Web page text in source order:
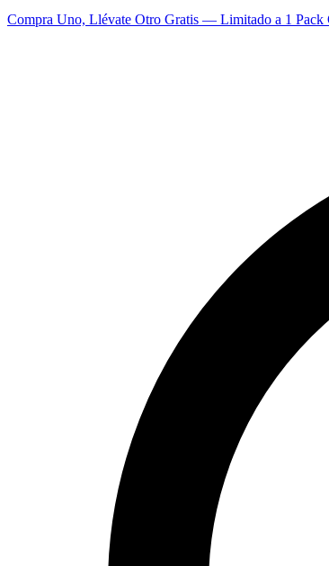
Compra Uno, Llévate Otro Gratis — Limitado a 1 Pack